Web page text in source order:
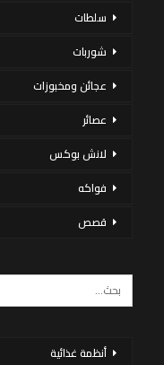
سلطات
شوربات
عجائن ومخبوزات
عصائر
لانش بوكس
فواكه
قصص
أنظمة غذائية